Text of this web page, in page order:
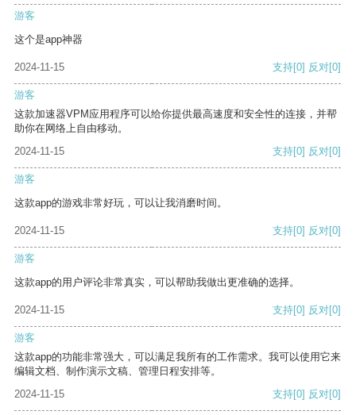
游客
这个是app神器
2024-11-15 支持[0] 反对[0]
游客
这款加速器VPM应用程序可以给你提供最高速度和安全性的连接，并帮
助你在网络上自由移动。
2024-11-15
支持[0] 反对[0]
游客
这款app的游戏非常好玩，可以让我消磨时间。
2024-11-15 支持[0] 反对[0]
游客
这款app的用户评论非常真实，可以帮助我做出更准确的选择。
2024-11-15 支持[0] 反对[0]
游客
这款app的功能非常强大，可以满足我所有的工作需求。我可以使用它来
编辑文档、制作演示文稿、管理日程安排等。
2024-11-15
支持[0] 反对[0]